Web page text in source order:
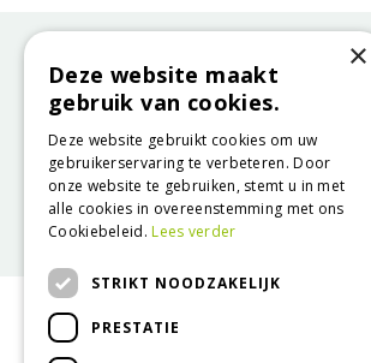
Onze
Ontvang ongeveer 1x
activiteiten!
We slaan uw
×
Deze website maakt
gebruik van cookies.
Deze website gebruikt cookies om uw
gebruikerservaring te verbeteren. Door
onze website te gebruiken, stemt u in met
alle cookies in overeenstemming met ons
Cookiebeleid.Lees verder
STRIKT NOODZAKELIJK
PRESTATIE